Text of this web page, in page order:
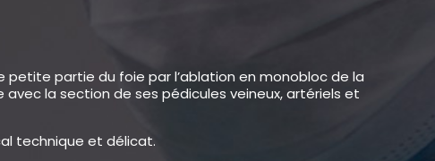
petite partie du foie par l’ablation en monobloc de la
la section de ses pédicules veineux, artériels et
technique et délicat.